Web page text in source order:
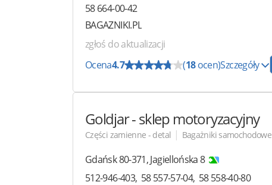
58 664-00-42
BAGAZNIKI.PL
zgłoś do aktualizacji
Ocena4.7 (18ocen)Szczegóły
Goldjar- sklep motoryzacyjny
Części zamienne - detal | Bagażniki samochodowe
Gdańsk80-371,Jagiellońska 8
512-946-403 58 557-57-04 58 558-40-80